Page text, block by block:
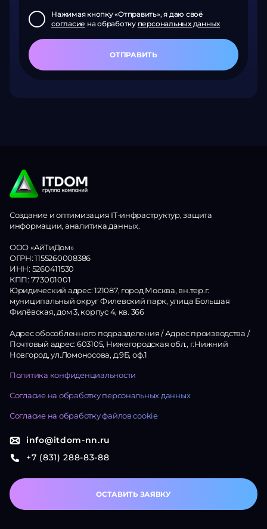
Нажимая кнопку «Отправить», я даю своё
согласие на обработку персональных данных
ОТПРАВИТЬ
Создание и оптимизация IT-инфраструктур, защита
информации, аналитика данных.
ООО «АйТиДом»
ОГРН: 1155260008386
ИНН: 5260411530
КПП: 773001001
Юридический адрес: 121087, город Москва, вн.тер.г.
муниципальный округ Филевский парк, улица Большая
Филёвская, дом 3, корпус 4, кв. 366
Адрес обособленного подразделения / Адрес производства /
Почтовый адрес: 603105, Нижегородская обл., г.Нижний
Новгород, ул.Ломоносова, д.9Б, оф.1
Политика конфиденциальности
Согласие на обработку персональных данных
Согласие на обработку файлов cookie
info@itdom-nn.ru
+7 (831) 288-83-88
ОСТАВИТЬ ЗАЯВКУ